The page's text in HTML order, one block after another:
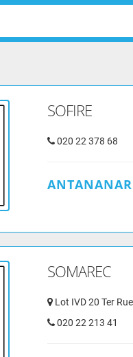
SOFIRE
020 22 378 68
SOMAREC
Lot IVD 20 Ter
020 22 213 41